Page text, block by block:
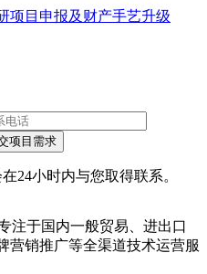
项目申报及财产手艺升级
24小时内与您取得联系。
注于国内一般贸易、进出口
营销推广等全渠道技术运营服